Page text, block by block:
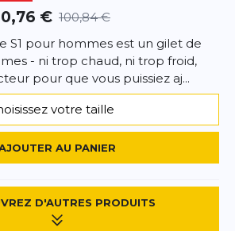
€ 100,84 €
S1 pour hommes est un gilet de
- ni trop chaud, ni trop froid,
pour que vous puissiez aj...
votre taille
AU PANIER
D'AUTRES PRODUITS